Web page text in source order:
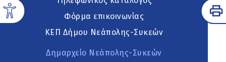
Φόρμα επικοινωνίας
ΚΕΠ Δήμου Νεάπολης-Συκεών
Δημαρχείο Νεάπολης-Συκεών